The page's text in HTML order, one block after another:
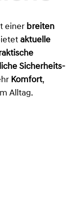
einer breiten
aktuelle
Sicherheits-
Komfort,
Alltag.